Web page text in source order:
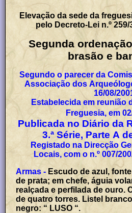
Elevação da sede da
pelo Decreto-Lei n.º 259/
Segunda
brasão e
Segundo o parecer da
Associação dos
16/08/
Estabelecida em reunião
Freguesia, em
Publicada no Diário da
3.ª Série, Parte A
Registado na Direcção
Locais, com o n.º 007/
Armas - Escudo de azul,
de prata; em chefe, águia
realçada e perfilada de ouro.
de quatro torres. Listel
negro: “ LUSO “.